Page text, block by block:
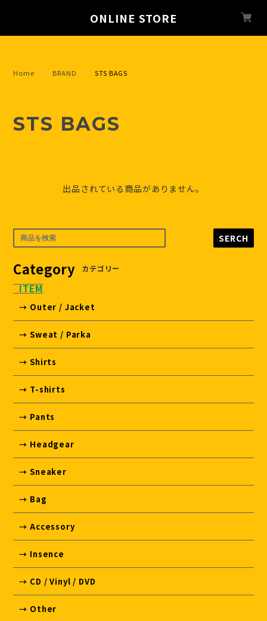
ONLINE STORE
Home BRAND STS BAGS
STS BAGS
出品されている商品がありません。
SERCH
Category カテゴリー
ITEM
→ Outer / Jacket
→ Sweat / Parka
→ Shirts
→ T-shirts
→ Pants
→ Headgear
→ Sneaker
→ Bag
→ Accessory
→ Insence
→ CD / Vinyl / DVD
→ Other